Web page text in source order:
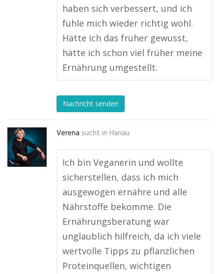
haben sich verbessert, und ich
fühle mich wieder richtig wohl.
Hätte ich das früher gewusst,
hätte ich schon viel früher meine
Ernährung umgestellt.
Nachricht senden
Verena sucht in Hanau
Ich bin Veganerin und wollte
sicherstellen, dass ich mich
ausgewogen ernähre und alle
Nährstoffe bekomme. Die
Ernährungsberatung war
unglaublich hilfreich, da ich viele
wertvolle Tipps zu pflanzlichen
Proteinquellen, wichtigen